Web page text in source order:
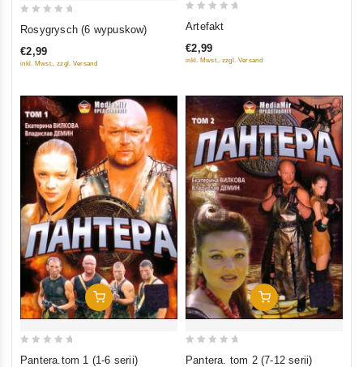
of
Rosygrysch (6 wypuskow)
€2,99
inkl. Mwst., zzgl. Versand
of
Artefakt
€2,99
inkl. Mwst., zzgl. Versand
In Den Warenkorb
Pantera.tom 1 (1-6 serii)
In Den Warenkorb
Pantera. tom 2 (7-12 serii)